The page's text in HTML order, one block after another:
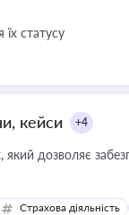
статусу
кейси +4
дозволяє
Страхова діяльність